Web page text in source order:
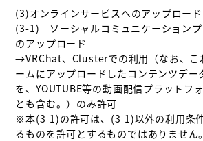
(3)オンラインサービスへのアップロード
(3-1)　ソーシャルコミュニケーション
のアップロード
→VRChat、Clusterでの利用（なお、こ
ームにアップロードしたコンテンツデー
を、YOUTUBE等の動画配信プラットフ
とも含む。）のみ許可
※本(3-1)の許可は、(3-1)以外の利用条
るものを許可とするものではありません。